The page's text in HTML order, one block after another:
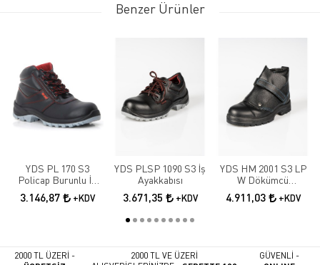
Benzer Ürünler
YDS PL 170 S3
Policap Burunlu İş
Botu
3.146,87 +KDV
YDS PLSP 1090 S3 İş
Ayakkabısı
3.671,35 +KDV
YDS HM 2001 S3 LP
W Dökümcü
Ayakkabısı
4.911,03 +KDV
2000 TL ÜZERİ -
2000 TL VE ÜZERİ
GÜVENLİ -